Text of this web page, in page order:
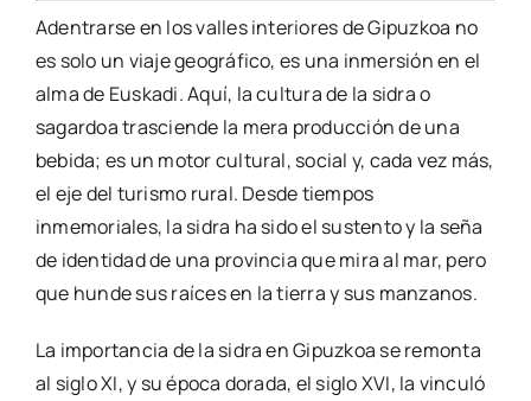
Adentrarse en los valles interiores de Gipuzkoa no
es solo un viaje geográfico, es una inmersión en el
alma de Euskadi. Aquí, la cultura de la sidra o
sagardoa trasciende la mera producción de una
bebida; es un motor cultural, social y, cada vez más,
el eje del turismo rural. Desde tiempos
inmemoriales, la sidra ha sido el sustento y la seña
de identidad de una provincia que mira al mar, pero
que hunde sus raíces en la tierra y sus manzanos.
La importancia de la sidra en Gipuzkoa se remonta
al siglo XI, y su época dorada, el siglo XVI, la vinculó